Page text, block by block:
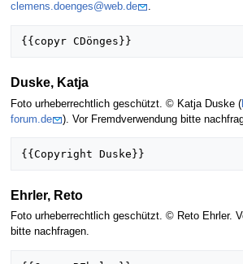
clemens.doenges@web.de
.
Duske, Katja
Foto urheberrechtlich geschützt. © Katja Duske (
forum.de
). Vor Fremdverwendung bitte
Ehrler, Reto
Foto urheberrechtlich geschützt. © Reto Ehrler.
bitte nachfragen.